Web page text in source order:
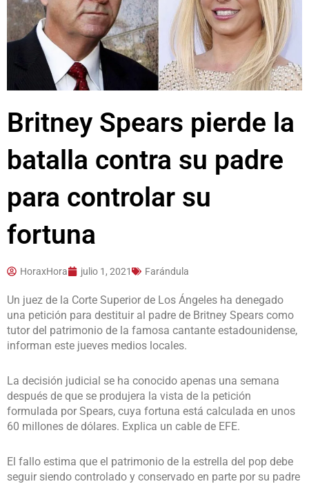
Britney Spears pierde la
batalla contra su padre
para controlar su
fortuna
HoraxHora julio 1, 2021 Farándula
Un juez de la Corte Superior de Los Ángeles ha denegado
una petición para destituir al padre de Britney Spears como
tutor del patrimonio de la famosa cantante estadounidense,
informan este jueves medios locales.
La decisión judicial se ha conocido apenas una semana
después de que se produjera la vista de la petición
formulada por Spears, cuya fortuna está calculada en unos
60 millones de dólares. Explica un cable de EFE.
El fallo estima que el patrimonio de la estrella del pop debe
seguir siendo controlado y conservado en parte por su padre